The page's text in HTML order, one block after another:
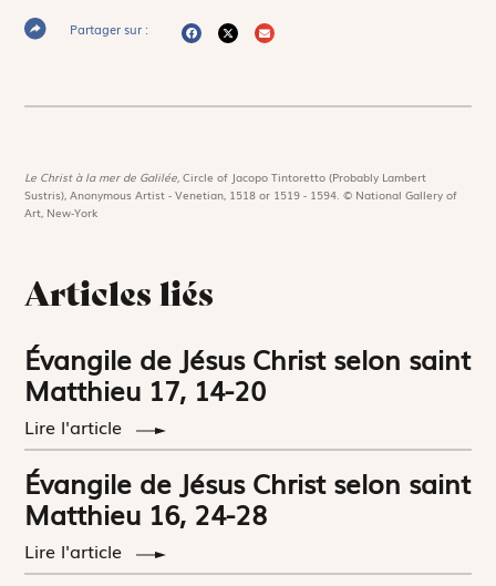
Partager sur :
Le Christ à la mer de Galilée,Circle of Jacopo Tintoretto (Probably Lambert
Sustris), Anonymous Artist - Venetian, 1518 or 1519 - 1594. © National Gallery of
Art, New-York
Articles liés
Évangile de Jésus Christ selon saint
Matthieu 17, 14-20
Lire l'article
Évangile de Jésus Christ selon saint
Matthieu 16, 24-28
Lire l'article